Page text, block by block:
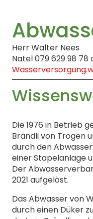
Herr Walter Nees
Natel 079 629 98 78
Die 1976 in Betrieb
Brändli von Trogen
durch den
einer Stapelanlage
Der
2021 aufgelöst.
Das Abwasser von
durch einen Düker